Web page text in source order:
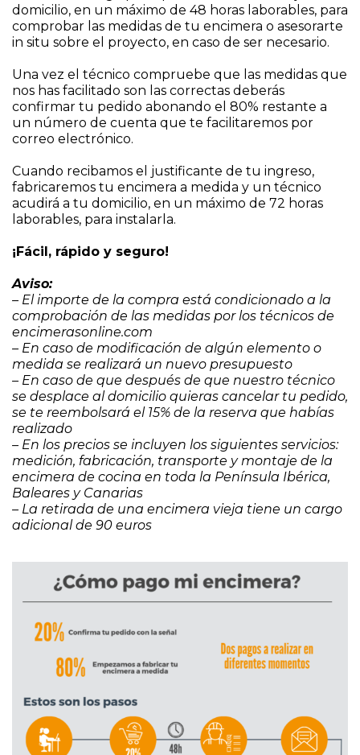
domicilio, en un máximo de 48 horas laborables, para
comprobar las medidas de tu encimera o asesorarte
in situ sobre el proyecto, en caso de ser necesario.
Una vez el técnico compruebe que las medidas que
nos has facilitado son las correctas deberás
confirmar tu pedido abonando el 80% restante a
un número de cuenta que te facilitaremos por
correo electrónico.
Cuando recibamos el justificante de tu ingreso,
fabricaremos tu encimera a medida y un técnico
acudirá a tu domicilio, en un máximo de 72 horas
laborables, para instalarla.
¡Fácil, rápido y seguro!
Aviso:
– El importe de la compra está condicionado a la
comprobación de las medidas por los técnicos de
encimerasonline.com
– En caso de modificación de algún elemento o
medida se realizará un nuevo presupuesto
– En caso de que después de que nuestro técnico
se desplace al domicilio quieras cancelar tu pedido,
se te reembolsará el 15% de la reserva que habías
realizado
– En los precios se incluyen los siguientes servicios:
medición, fabricación, transporte y montaje de la
encimera de cocina en toda la Península Ibérica,
Baleares y Canarias
– La retirada de una encimera vieja tiene un cargo
adicional de 90 euros